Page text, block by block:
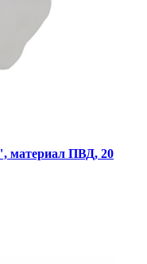
ПВД, 20